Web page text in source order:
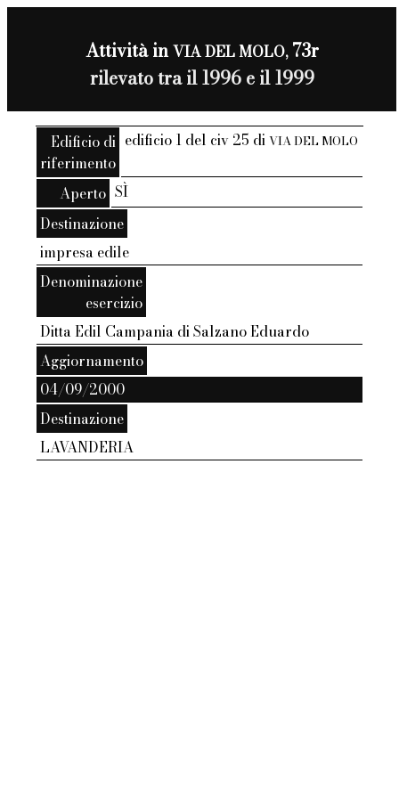
Attività inVIA DEL MOLO,73r
rilevato tra il 1996 e il 1999
Edificio di
riferimento
edificio 1 del civ 25 diVIA DEL MOLO
Aperto SÌ
Destinazione
impresa edile
Denominazione
esercizio
Ditta Edil Campania di Salzano Eduardo
Aggiornamento
04/09/2000
Destinazione
LAVANDERIA